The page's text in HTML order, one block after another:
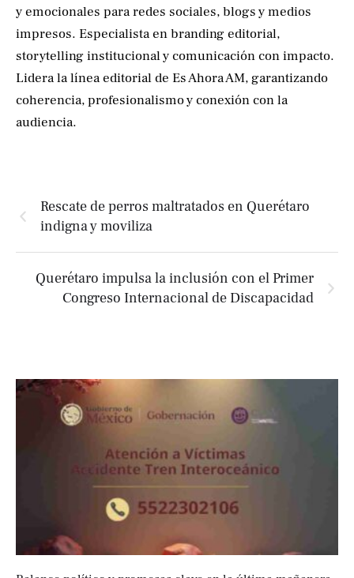
y emocionales para redes sociales, blogs y medios
impresos. Especialista en branding editorial,
storytelling institucional y comunicación con impacto.
Lidera la línea editorial de Es Ahora AM, garantizando
coherencia, profesionalismo y conexión con la
audiencia.
Rescate de perros maltratados en Querétaro
indigna y moviliza
Querétaro impulsa la inclusión con el Primer
Congreso Internacional de Discapacidad